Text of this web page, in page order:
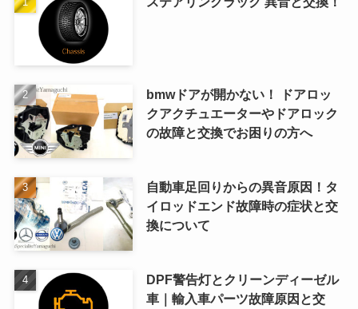
bmwドアが開かない！ ドアロッ
クアクチュエーターやドアロック
の故障と交換でお困りの方へ
自動車足回りからの異音原因！タ
イロッドエンド故障時の症状と交
換について
DPF警告灯とクリーンディーゼル
車｜輸入車パーツ故障原因と交